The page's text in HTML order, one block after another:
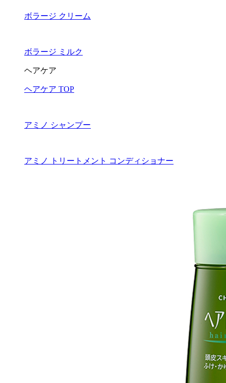
ボラージ クリーム
ボラージ ミルク
ヘアケア
ヘアケア TOP
アミノ シャンプー
アミノ トリートメント コンディショナー